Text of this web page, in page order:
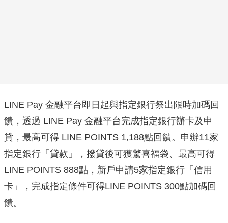
LINE Pay 金融平台即日起與指定銀行祭出限時加碼回
饋，透過 LINE Pay 金融平台完成指定銀行辦卡及申
貸，最高可得 LINE POINTS 1,188點回饋。申辦11家
指定銀行「貸款」， 撥貸後可獲驚喜福袋、最高可得
LINE POINTS 888點，新戶申請5家指定銀行「信用
卡」，完成指定條件可得LINE POINTS 300點加碼回
饋。